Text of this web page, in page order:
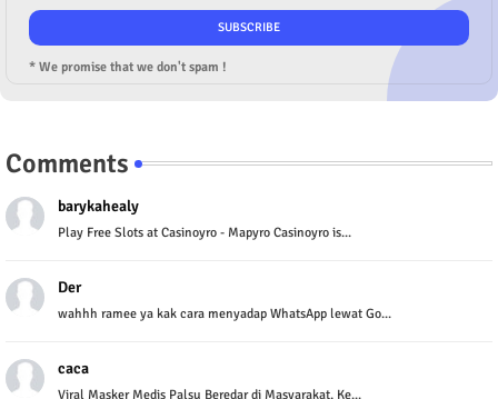
* We promise that we don't spam !
Comments
barykahealy
Play Free Slots at Casinoyro - Mapyro Casinoyro is...
Der
wahhh ramee ya kak cara menyadap WhatsApp lewat Go...
caca
Viral Masker Medis Palsu Beredar di Masyarakat, Ke...